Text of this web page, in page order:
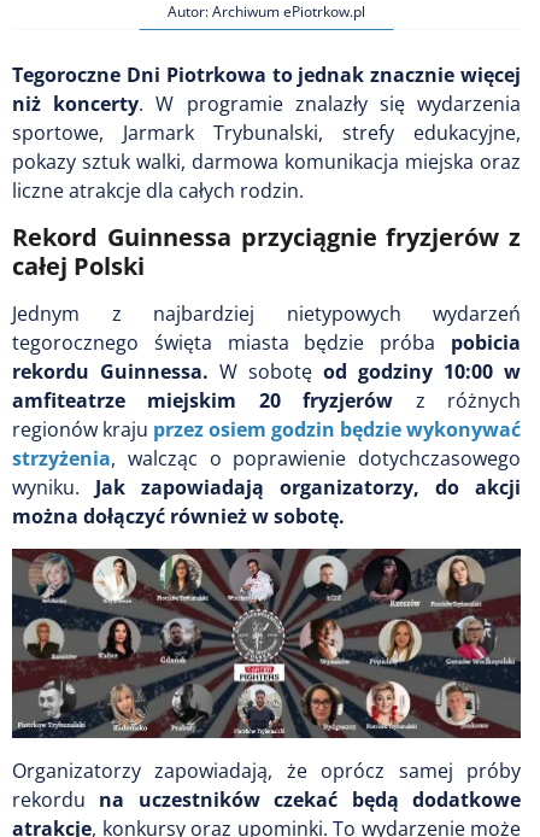
Autor: Archiwum ePiotrkow.pl
Tegoroczne Dni Piotrkowa to jednak znacznie więcej
niż koncerty. W programie znalazły się wydarzenia
sportowe, Jarmark Trybunalski, strefy edukacyjne,
pokazy sztuk walki, darmowa komunikacja miejska oraz
liczne atrakcje dla całych rodzin.
Rekord Guinnessa przyciągnie fryzjerów z
całej Polski
Jednym z najbardziej nietypowych wydarzeń
tegorocznego święta miasta będzie próba pobicia
rekordu Guinnessa. W sobotę od godziny 10:00 w
amfiteatrze miejskim 20 fryzjerów z różnych
regionów kraju przez osiem godzin będzie wykonywać
strzyżenia, walcząc o poprawienie dotychczasowego
wyniku. Jak zapowiadają organizatorzy, do akcji
można dołączyć również w sobotę.
Organizatorzy zapowiadają, że oprócz samej próby
rekordu na uczestników czekać będą dodatkowe
atrakcje, konkursy oraz upominki. To wydarzenie może